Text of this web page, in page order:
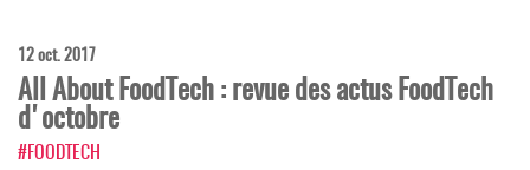
12 oct. 2017
All About FoodTech : revue des actus FoodTech
d'octobre
#FOODTECH